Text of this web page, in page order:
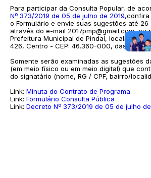
Para participar da Consulta Popular, de
Nº 373/2019 de 05 de julho de 2019,confira
o Formulário e envie suas sugestões até 26
através do e-mail 2017pmp@gmail.com, ou
Prefeitura Municipal de Pindaí, localizada à
426, Centro - CEP: 46.360-000, das 07 às
Somente serão examinadas as sugestões
(em meio físico ou em meio digital) que
do signatário (nome, RG / CPF, bairro/
Link: Minuta do Contrato de Programa
Link: Formulário Consulta Pública
Link: Decreto Nº 373/2019 de 05 de julho